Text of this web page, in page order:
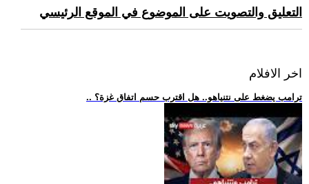
التعليق والتصويت على الموضوع في الموقع الرئيسي
اخر الافلام
.. ترامب يضغط على نتنياهو.. هل اقترب حسم اتفاق غزة؟